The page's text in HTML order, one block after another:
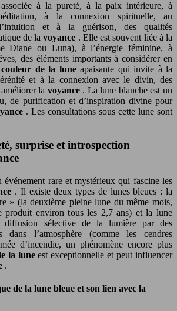
à la pureté, à la paix intérieure, à
à la connexion spirituelle, au
et à la guérison, des qualités
de lavoyance . Elle est souvent liée à la
Diane ou Luna), à l’énergie féminine, à
des éléments importants à considérer en
couleur de la lune apaisante qui invite à la
et à la connexion avec le divin, des
la voyance . La lune blanche est un
de purification et d’inspiration divine pour
. Les consultations sous cette lune sont
surprise et introspection
rare et mystérieux qui fascine les
. Il existe deux types de lunes bleues : la
» (la deuxième pleine lune du même mois,
produit environ tous les 2,7 ans) et la lune
diffusion sélective de la lumière par des
dans l’atmosphère (comme les cendres
d’incendie, un phénomène encore plus
la luneest exceptionnelle et peut influencer
.
de la lune bleue et son lien avec la